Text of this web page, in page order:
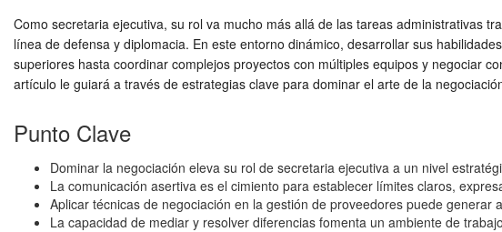
Como secretaria ejecutiva, su rol va mucho más allá de las tareas administrativas
línea de defensa y diplomacia. En este entorno dinámico, desarrollar sus
superiores hasta coordinar complejos proyectos con múltiples equipos y negociar
artículo le guiará a través de estrategias clave para dominar el arte de la
Punto Clave
Dominar la negociación eleva su rol de secretaria ejecutiva a un nivel
La comunicación asertiva es el cimiento para establecer límites claros,
Aplicar técnicas de negociación en la gestión de proveedores puede
La capacidad de mediar y resolver diferencias fomenta un ambiente de